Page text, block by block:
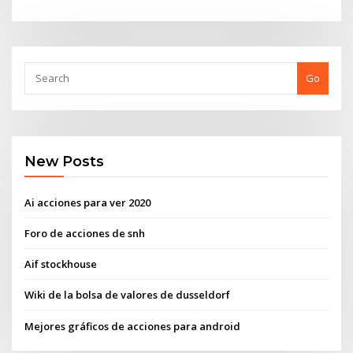
Go
New Posts
Ai acciones para ver 2020
Foro de acciones de snh
Aif stockhouse
Wiki de la bolsa de valores de dusseldorf
Mejores gráficos de acciones para android